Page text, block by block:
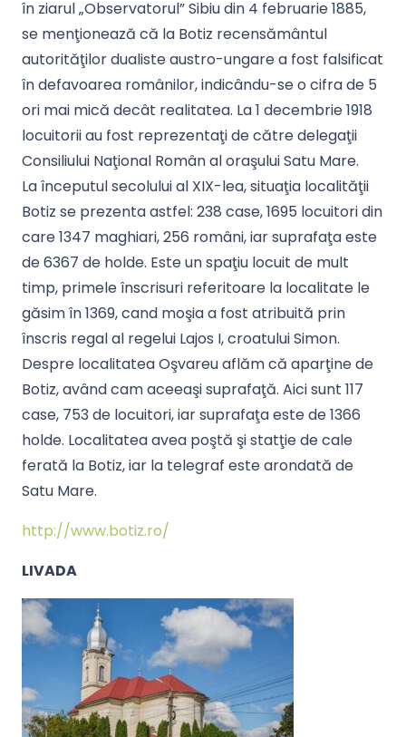
în ziarul „Observatorul” Sibiu din 4 februarie 1885,
se menţionează că la Botiz recensământul
autorităţilor dualiste austro-ungare a fost falsificat
în defavoarea românilor, indicându-se o cifra de 5
ori mai mică decât realitatea. La 1 decembrie 1918
locuitorii au fost reprezentaţi de către delegaţii
Consiliului Naţional Român al oraşului Satu Mare.
La începutul secolului al XIX-lea, situaţia localităţii
Botiz se prezenta astfel: 238 case, 1695 locuitori din
care 1347 maghiari, 256 români, iar suprafaţa este
de 6367 de holde. Este un spaţiu locuit de mult
timp, primele înscrisuri referitoare la localitate le
găsim în 1369, cand moşia a fost atribuită prin
înscris regal al regelui Lajos I, croatului Simon.
Despre localitatea Oşvareu aflăm că aparţine de
Botiz, având cam aceeaşi suprafaţă. Aici sunt 117
case, 753 de locuitori, iar suprafaţa este de 1366
holde. Localitatea avea poştă şi statţie de cale
ferată la Botiz, iar la telegraf este arondată de
Satu Mare.
http://www.botiz.ro/
LIVADA